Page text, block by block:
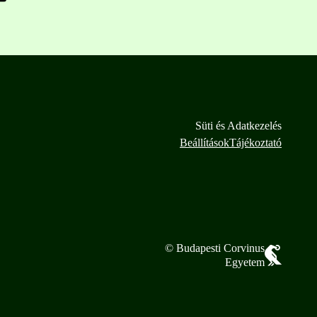
Süti és Adatkezelés
BeállításokTájékoztató
© Budapesti Corvinus
Egyetem